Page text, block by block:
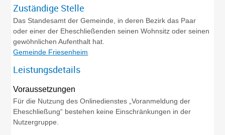
Zuständige Stelle
Das Standesamt der Gemeinde, in deren Bezirk das Paar
oder einer der Eheschließenden seinen Wohnsitz oder seinen
gewöhnlichen Aufenthalt hat.
Gemeinde Friesenheim
Leistungsdetails
Voraussetzungen
Für die Nutzung des Onlinedienstes „Voranmeldung der
Eheschließung“ bestehen keine Einschränkungen in der
Nutzergruppe.